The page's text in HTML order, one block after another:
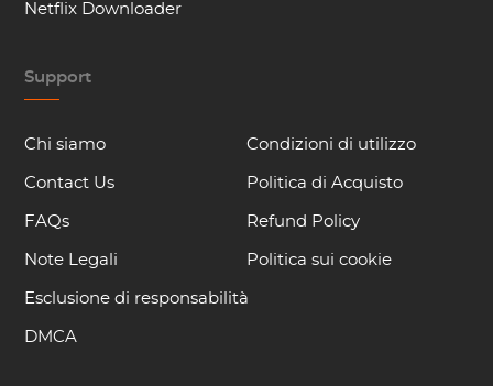
Netflix Downloader
Support
Chi siamo
Contact Us
FAQs
Note Legali
Esclusione di responsabilità
DMCA
Condizioni di utilizzo
Politica di Acquisto
Refund Policy
Politica sui cookie